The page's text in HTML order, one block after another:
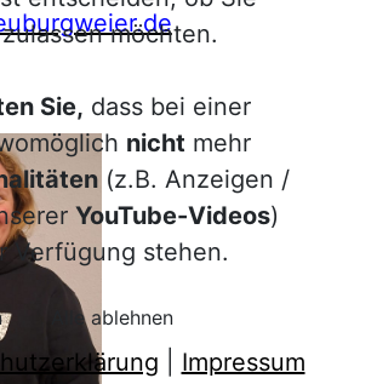
möchten.
Sie, dass bei einer
nicht mehr
(z.B. Anzeigen /
YouTube-Videos)
Verfügung stehen.
Alle ablehnen
Impressum